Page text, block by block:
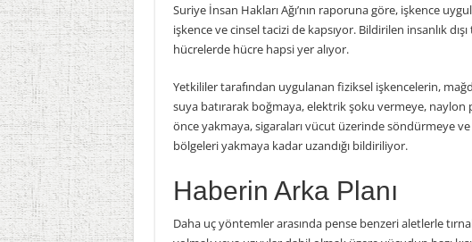
Suriye İnsan Hakları Ağı’nın raporuna göre, işkence
işkence ve cinsel tacizi de kapsıyor. Bildirilen insanlık
hücrelerde hücre hapsi yer alıyor.
Yetkililer tarafından uygulanan fiziksel işkencelerin,
suya batırarak boğmaya, elektrik şoku vermeye,
önce yakmaya, sigaraları vücut üzerinde söndürmeye
bölgeleri yakmaya kadar uzandığı bildiriliyor.
Haberin Arka Planı
Daha uç yöntemler arasında pense benzeri aletlerle